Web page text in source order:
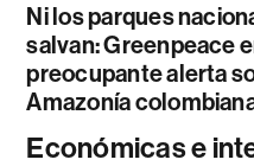
Ni los parques
salvan: Greenpeace
preocupante alerta
Amazonía
Económicas e